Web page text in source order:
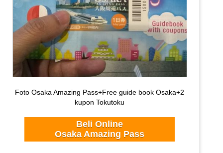
Foto Osaka Amazing Pass+Free guide book Osaka+2
kupon Tokutoku
Beli Online
Osaka Amazing Pass